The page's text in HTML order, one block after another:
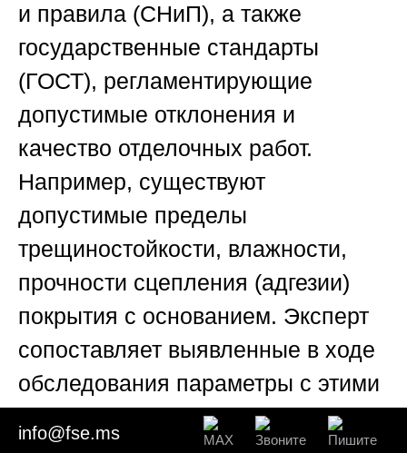
и правила (СНиП), а также
государственные стандарты
(ГОСТ), регламентирующие
допустимые отклонения и
качество отделочных работ.
Например, существуют
допустимые пределы
трещиностойкости, влажности,
прочности сцепления (адгезии)
покрытия с основанием. Эксперт
сопоставляет выявленные в ходе
обследования параметры с этими
нормативами. Критическое
info@fse.ms